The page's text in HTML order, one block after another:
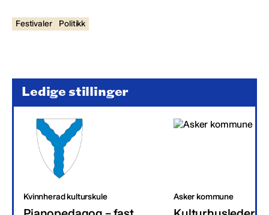
Festivaler Politikk
Ledige stillinger
Kvinnherad kulturskule Asker kommune